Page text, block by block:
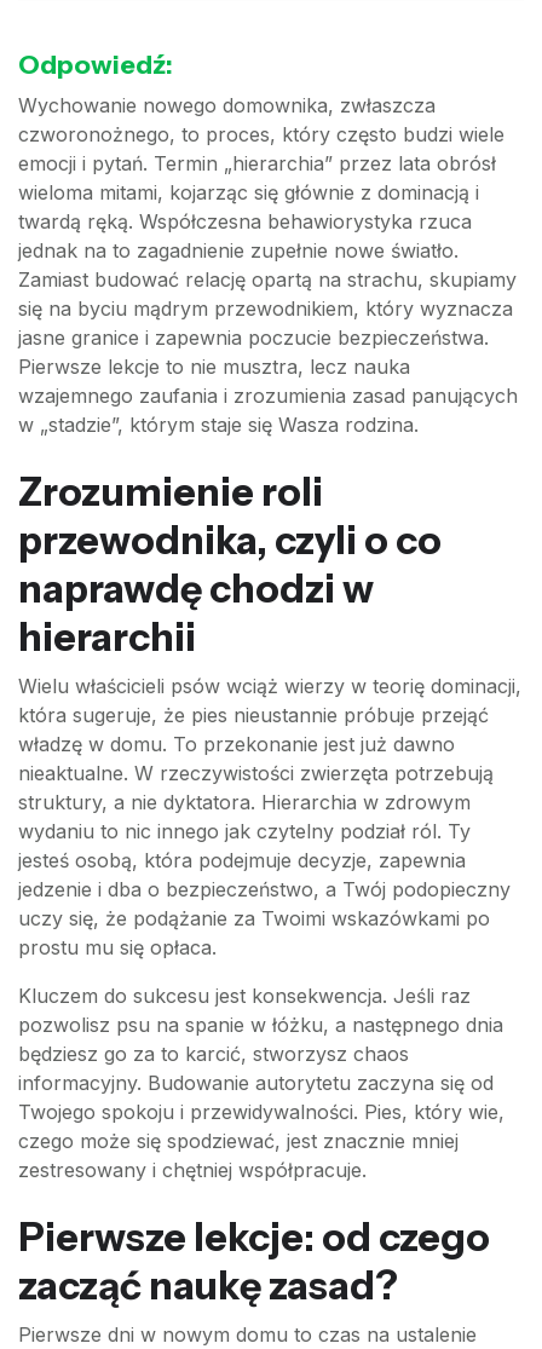
Odpowiedź:
Wychowanie nowego domownika, zwłaszcza
czworonożnego, to proces, który często budzi wiele
emocji i pytań. Termin „hierarchia” przez lata obrósł
wieloma mitami, kojarząc się głównie z dominacją i
twardą ręką. Współczesna behawiorystyka rzuca
jednak na to zagadnienie zupełnie nowe światło.
Zamiast budować relację opartą na strachu, skupiamy
się na byciu mądrym przewodnikiem, który wyznacza
jasne granice i zapewnia poczucie bezpieczeństwa.
Pierwsze lekcje to nie musztra, lecz nauka
wzajemnego zaufania i zrozumienia zasad panujących
w „stadzie”, którym staje się Wasza rodzina.
Zrozumienie roli
przewodnika, czyli o co
naprawdę chodzi w
hierarchii
Wielu właścicieli psów wciąż wierzy w teorię dominacji,
która sugeruje, że pies nieustannie próbuje przejąć
władzę w domu. To przekonanie jest już dawno
nieaktualne. W rzeczywistości zwierzęta potrzebują
struktury, a nie dyktatora. Hierarchia w zdrowym
wydaniu to nic innego jak czytelny podział ról. Ty
jesteś osobą, która podejmuje decyzje, zapewnia
jedzenie i dba o bezpieczeństwo, a Twój podopieczny
uczy się, że podążanie za Twoimi wskazówkami po
prostu mu się opłaca.
Kluczem do sukcesu jest konsekwencja. Jeśli raz
pozwolisz psu na spanie w łóżku, a następnego dnia
będziesz go za to karcić, stworzysz chaos
informacyjny. Budowanie autorytetu zaczyna się od
Twojego spokoju i przewidywalności. Pies, który wie,
czego może się spodziewać, jest znacznie mniej
zestresowany i chętniej współpracuje.
Pierwsze lekcje: od czego
zacząć naukę zasad?
Pierwsze dni w nowym domu to czas na ustalenie